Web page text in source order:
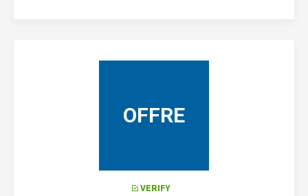
OFFRE
VERIFY